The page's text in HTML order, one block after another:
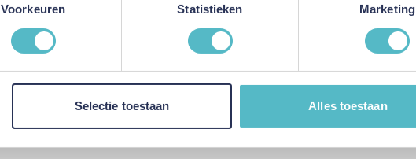
Voorkeuren Statistieken Marketing
Selectie toestaan Alles toestaan
This form is protected by reCAPTCHA - the